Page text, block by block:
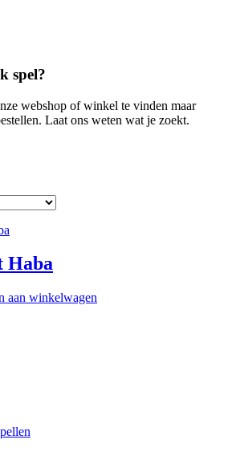
spel?
webshop of winkel te vinden maar
Laat ons weten wat je zoekt.
Haba
aan winkelwagen